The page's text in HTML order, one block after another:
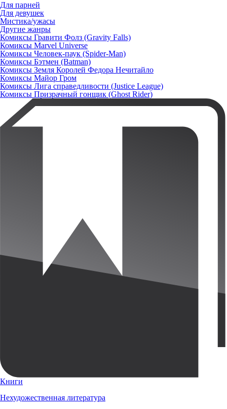
Для парней
Для девушек
Мистика/ужасы
Другие жанры
Комиксы Гравити Фолз (Gravity Falls)
Комиксы Marvel Universe
Комиксы Человек-паук (Spider-Man)
Комиксы Бэтмен (Batman)
Комиксы Земля Королей Федора Нечитайло
Комиксы Майор Гром
Комиксы Лига справедливости (Justice League)
Комиксы Призрачный гонщик (Ghost Rider)
Книги
Нехудожественная литература